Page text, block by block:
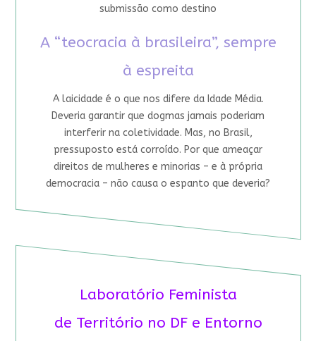
submissão como destino
A “teocracia à brasileira”, sempre
à espreita
A laicidade é o que nos difere da Idade Média.
Deveria garantir que dogmas jamais poderiam
interferir na coletividade. Mas, no Brasil,
pressuposto está corroído. Por que ameaçar
direitos de mulheres e minorias – e à própria
democracia – não causa o espanto que deveria?
Laboratório Feminista
de Território no DF e Entorno